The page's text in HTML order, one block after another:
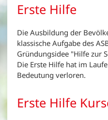
Erste Hilfe
Die Ausbildung der
klassische Aufgabe des
Gründungsidee "Hilfe zur
Die Erste Hilfe hat im
Bedeutung verloren.
Erste Hilfe